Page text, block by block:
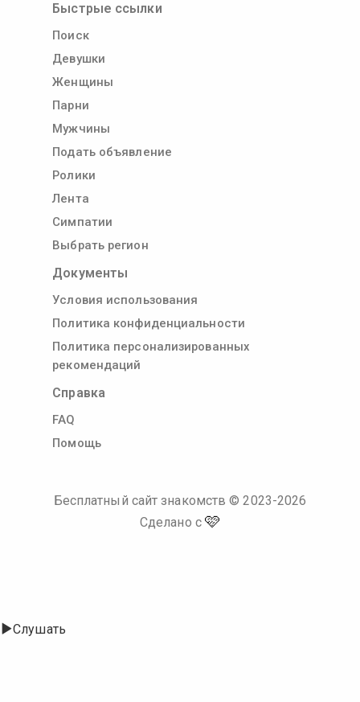
Быстрые ссылки
Поиск
Девушки
Женщины
Парни
Мужчины
Подать объявление
Ролики
Лента
Симпатии
Выбрать регион
Документы
Условия использования
Политика конфиденциальности
Политика персонализированных
рекомендаций
Справка
FAQ
Помощь
Бесплатный сайт знакомств © 2023-2026
Сделано с 🩷
Слушать